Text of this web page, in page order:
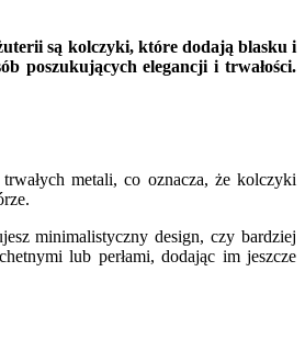
są kolczyki, które dodają blasku i
poszukujących elegancji i trwałości.
metali, co oznacza, że kolczyki
minimalistyczny design, czy bardziej
lub perłami, dodając im jeszcze